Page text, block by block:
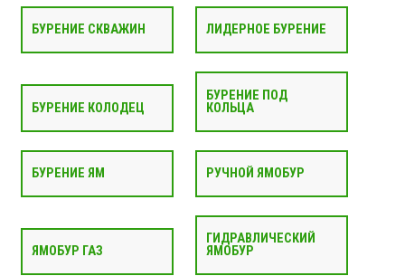
БУРЕНИЕ СКВАЖИН ЛИДЕРНОЕ БУРЕНИЕ
БУРЕНИЕ КОЛОДЕЦ
БУРЕНИЕ ПОД
КОЛЬЦА
БУРЕНИЕ ЯМ РУЧНОЙ ЯМОБУР
ЯМОБУР ГАЗ
ГИДРАВЛИЧЕСКИЙ
ЯМОБУР